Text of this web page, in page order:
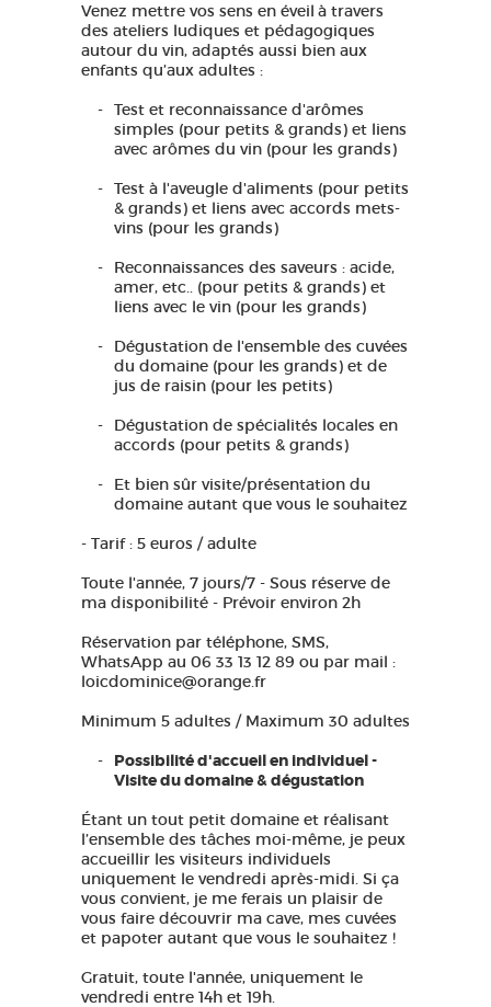
Venez mettre vos sens en éveil à travers
des ateliers ludiques et pédagogiques
autour du vin, adaptés aussi bien aux
enfants qu’aux adultes :
Test et reconnaissance d'arômes
simples (pour petits & grands) et liens
avec arômes du vin (pour les grands)
Test à l'aveugle d'aliments (pour petits
& grands) et liens avec accords mets-
vins (pour les grands)
Reconnaissances des saveurs : acide,
amer, etc.. (pour petits & grands) et
liens avec le vin (pour les grands)
Dégustation de l'ensemble des cuvées
du domaine (pour les grands) et de
jus de raisin (pour les petits)
Dégustation de spécialités locales en
accords (pour petits & grands)
Et bien sûr visite/présentation du
domaine autant que vous le souhaitez
- Tarif : 5 euros / adulte
Toute l'année, 7 jours/7 - Sous réserve de
ma disponibilité - Prévoir environ 2h
Réservation par téléphone, SMS,
WhatsApp au 06 33 13 12 89 ou par mail :
loicdominice@orange.fr
Minimum 5 adultes / Maximum 30 adultes
Possibilité d'accueil en individuel -
Visite du domaine & dégustation
Étant un tout petit domaine et réalisant
l’ensemble des tâches moi-même, je peux
accueillir les visiteurs individuels
uniquement le vendredi après-midi. Si ça
vous convient, je me ferais un plaisir de
vous faire découvrir ma cave, mes cuvées
et papoter autant que vous le souhaitez !
Gratuit, toute l'année, uniquement le
vendredi entre 14h et 19h.